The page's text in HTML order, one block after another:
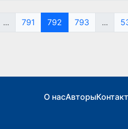
... 791 792 793 ...
О насАвторы